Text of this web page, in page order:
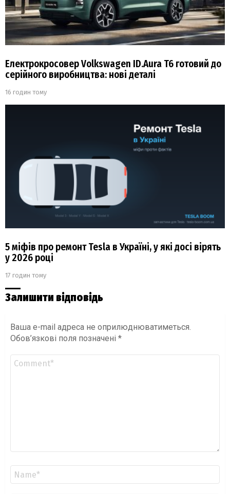
Електрокросовер Volkswagen ID.Aura T6 готовий до
серійного виробництва: нові деталі
16 годин тому
5 міфів про ремонт Tesla в Україні, у які досі вірять
у 2026 році
17 годин тому
Залишити відповідь
Ваша e-mail адреса не оприлюднюватиметься.
Обов’язкові поля позначені *
Коментар